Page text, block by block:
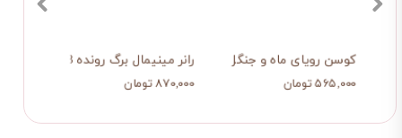
رانر مینیمال برگ رونده 3
۸۷۰,۰۰۰ تومان
کوسن رویای ماه و جنگل
۵۶۵,۰۰۰ تومان